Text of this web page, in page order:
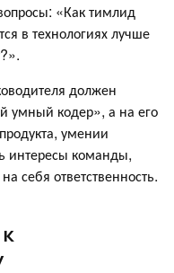
«Как тимлид
в технологиях лучше
должен
умный кодер», а на его
умении
интересы команды,
себя ответственность.